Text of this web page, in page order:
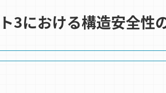
3における構造安全性